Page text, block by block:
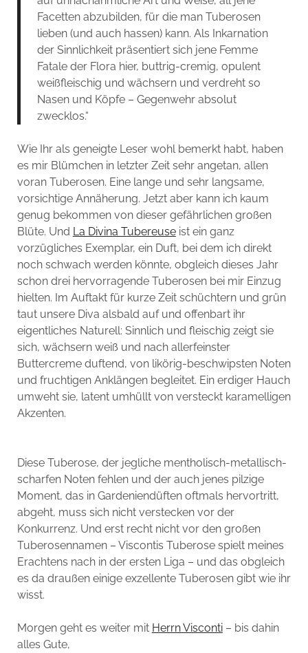
Facetten abzubilden, für die man Tuberosen
lieben (und auch hassen) kann. Als Inkarnation
der Sinnlichkeit präsentiert sich jene Femme
Fatale der Flora hier, buttrig-cremig, opulent
weißfleischig und wächsern und verdreht so
Nasen und Köpfe – Gegenwehr absolut
zwecklos.“
Wie Ihr als geneigte Leser wohl bemerkt habt, haben
es mir Blümchen in letzter Zeit sehr angetan, allen
voran Tuberosen. Eine lange und sehr langsame,
vorsichtige Annäherung. Jetzt aber kann ich kaum
genug bekommen von dieser gefährlichen großen
Blüte. Und La Divina Tubereuseist ein ganz
vorzügliches Exemplar, ein Duft, bei dem ich direkt
noch schwach werden könnte, obgleich dieses Jahr
schon drei hervorragende Tuberosen bei mir Einzug
hielten. Im Auftakt für kurze Zeit schüchtern und grün
taut unsere Diva alsbald auf und offenbart ihr
eigentliches Naturell: Sinnlich und fleischig zeigt sie
sich, wächsern weiß und nach allerfeinster
Buttercreme duftend, von likörig-beschwipsten Noten
und fruchtigen Anklängen begleitet. Ein erdiger Hauch
umweht sie, latent umhüllt von versteckt karamelligen
Akzenten.
Diese Tuberose, der jegliche mentholisch-metallisch-
scharfen Noten fehlen und der auch jenes pilzige
Moment, das in Gardeniendüften oftmals hervortritt,
abgeht, muss sich nicht verstecken vor der
Konkurrenz. Und erst recht nicht vor den großen
Tuberosennamen – Viscontis Tuberose spielt meines
Erachtens nach in der ersten Liga – und das obgleich
es da draußen einige exzellente Tuberosen gibt wie ihr
wisst.
Morgen geht es weiter mit Herrn Visconti– bis dahin
alles Gute,